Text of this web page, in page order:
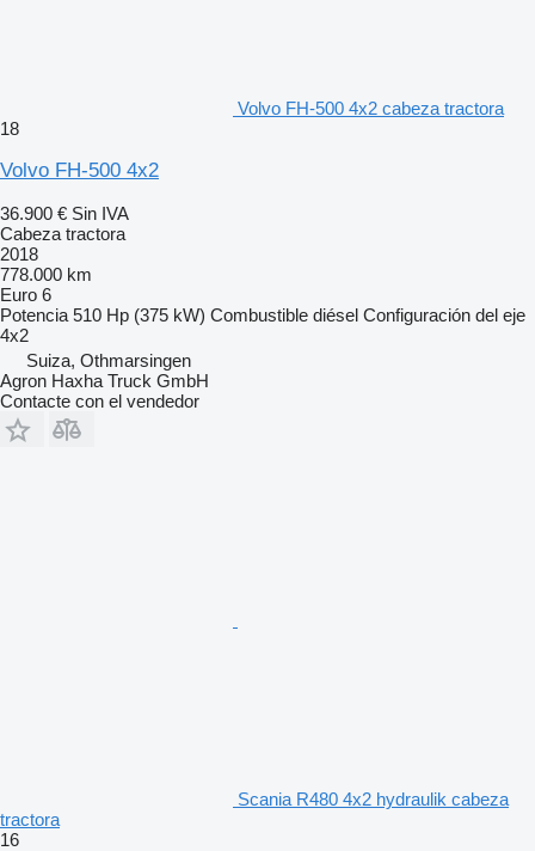
Volvo FH-500 4x2 cabeza tractora
18
Volvo FH-500 4x2
36.900 € Sin IVA
Cabeza tractora
2018
778.000 km
Euro 6
Potencia 510 Hp (375 kW) Combustible diésel Configuración del eje
4x2
Suiza, Othmarsingen
Agron Haxha Truck GmbH
Contacte con el vendedor
Scania R480 4x2 hydraulik cabeza
tractora
16